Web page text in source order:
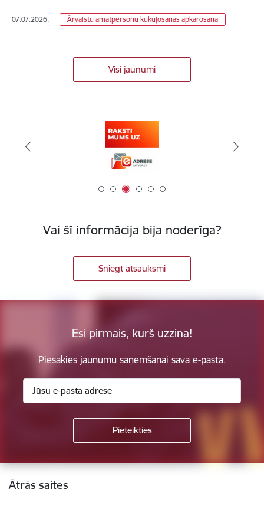
07.07.2026. Ārvalstu amatpersonu kukuļošanas apkarošana
Visi jaunumi
Vai šī informācija bija noderīga?
Sniegt atsauksmi
Esi pirmais, kurš uzzina!
Piesakies jaunumu saņemšanai savā e-pastā.
Kājene
Ātrās saites